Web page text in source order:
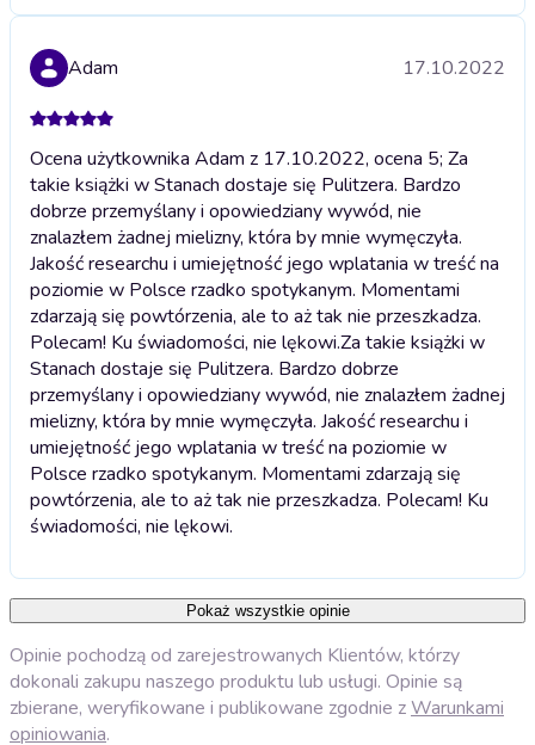
Adam 17.10.2022
Ocena użytkownika Adam z 17.10.2022, ocena 5; Za
takie książki w Stanach dostaje się Pulitzera. Bardzo
dobrze przemyślany i opowiedziany wywód, nie
znalazłem żadnej mielizny, która by mnie wymęczyła.
Jakość researchu i umiejętność jego wplatania w treść na
poziomie w Polsce rzadko spotykanym. Momentami
zdarzają się powtórzenia, ale to aż tak nie przeszkadza.
Polecam! Ku świadomości, nie lękowi.Za takie książki w
Stanach dostaje się Pulitzera. Bardzo dobrze
przemyślany i opowiedziany wywód, nie znalazłem żadnej
mielizny, która by mnie wymęczyła. Jakość researchu i
umiejętność jego wplatania w treść na poziomie w
Polsce rzadko spotykanym. Momentami zdarzają się
powtórzenia, ale to aż tak nie przeszkadza. Polecam! Ku
świadomości, nie lękowi.
Pokaż wszystkie opinie
Opinie pochodzą od zarejestrowanych Klientów, którzy
dokonali zakupu naszego produktu lub usługi. Opinie są
zbierane, weryfikowane i publikowane zgodnie zWarunkami
opiniowania.